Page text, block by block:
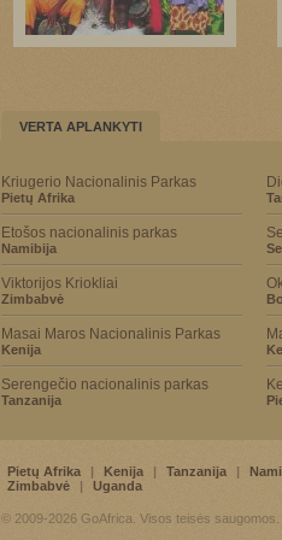
VERTA APLANKYTI
Kriugerio Nacionalinis Parkas
Pietų Afrika
Etošos nacionalinis parkas
Namibija
Viktorijos Kriokliai
Zimbabvė
Masai Maros Nacionalinis Parkas
Kenija
Serengečio nacionalinis parkas
Tanzanija
Pietų Afrika | Kenija | Tanzanija |
Zimbabvė
| Uganda
© 2009-2026 GoAfrica. Visos teisės saugomos.